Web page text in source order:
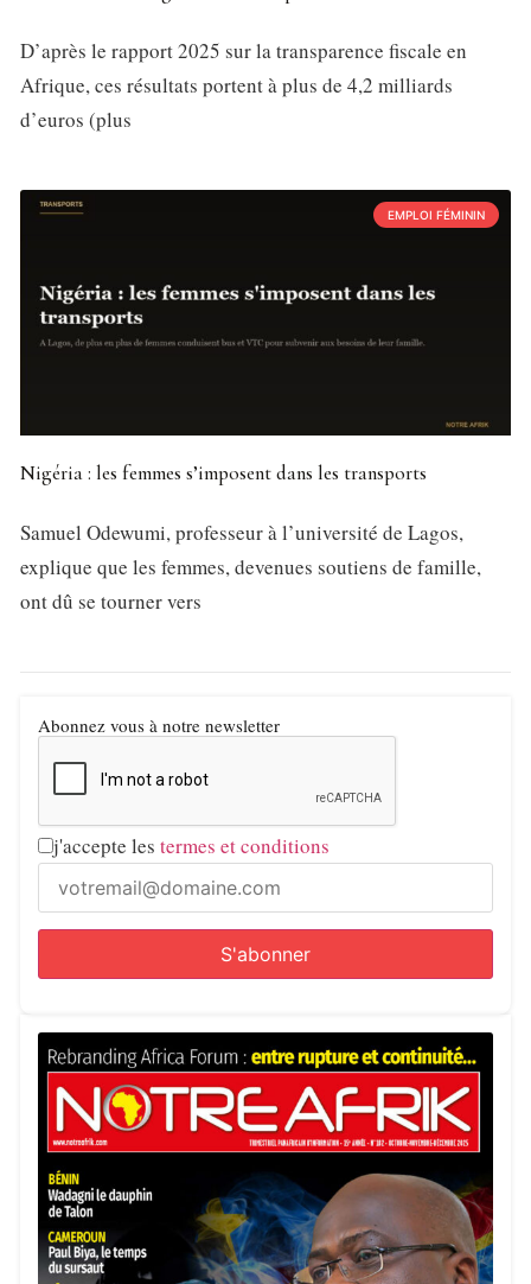
D’après le rapport 2025 sur la transparence fiscale en
Afrique, ces résultats portent à plus de 4,2 milliards
d’euros (plus
EMPLOI FÉMININ
Nigéria : les femmes s’imposent dans les transports
Samuel Odewumi, professeur à l’université de Lagos,
explique que les femmes, devenues soutiens de famille,
ont dû se tourner vers
Abonnez vous à notre newsletter
j'accepte les termes et conditions